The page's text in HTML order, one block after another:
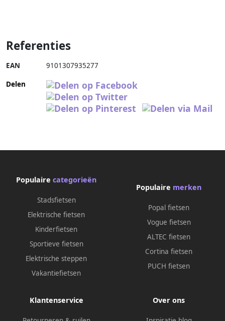
Referenties
EAN 9101307935277
Delen
Populaire categorieën
Stadsfietsen
Elektrische fietsen
Kinderfietsen
Sportieve fietsen
Elektrische steppen
Vakantiefietsen
Populaire merken
Popal fietsen
Vogue fietsen
ALTEC fietsen
Cortina fietsen
PUCH fietsen
Klantenservice Over ons